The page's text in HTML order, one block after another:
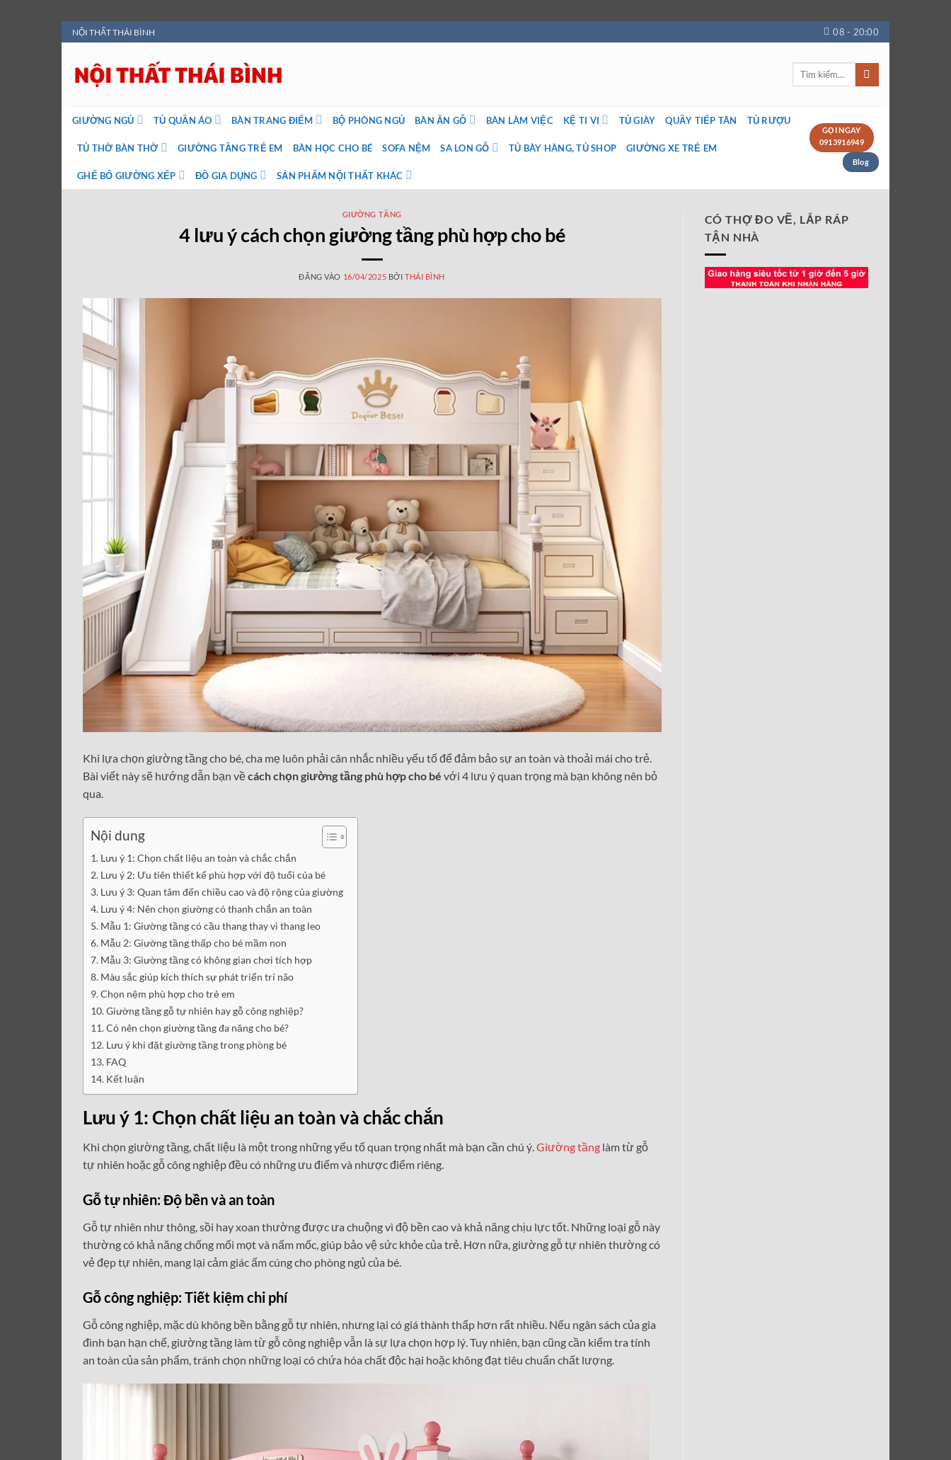
Bỏ
qua
nội
dung
NỘI THẤT THÁI BÌNH 08 - 20:00
Tìm
GIƯỜNG NGỦ TỦ QUẦN ÁO BÀN TRANG ĐIỂM BỘ PHÒNG NGỦ BÀN ĂN GỖ BÀN LÀM VIỆC KỆ TI VI TỦ GIÀY QUẦY TIẾP TÂN TỦ RƯỢU
TỦ THỜ BÀN THỜ GIƯỜNG TẦNG TRẺ EM BÀN HỌC CHO BÉ SOFA NỆM SA LON GỖ TỦ BÀY HÀNG, TỦ SHOP GIƯỜNG XE TRẺ EM
GHẾ BỐ GIƯỜNG XẾP ĐỒ GIA DỤNG SẢN PHẨM NỘI THẤT KHÁC
GỌI NGAY
0913916949
Blog
GIƯỜNG TẦNG
4 lưu ý cách chọn giường tầng phù hợp cho bé
ĐĂNG VÀO 16/04/2025 BỞI THÁI BÌNH
Khi lựa chọn giường tầng cho bé, cha mẹ luôn phải cân nhắc nhiều yếu tố để đảm bảo sự an toàn và thoải mái cho trẻ.
Bài viết này sẽ hướng dẫn bạn vềcách chọn giường tầng phù hợp cho bé với 4 lưu ý quan trọng mà bạn không nên bỏ
qua.
Nội dung
Lưu ý 1: Chọn chất liệu an toàn và chắc chắn
Lưu ý 2: Ưu tiên thiết kế phù hợp với độ tuổi của bé
Lưu ý 3: Quan tâm đến chiều cao và độ rộng của giường
Lưu ý 4: Nên chọn giường có thanh chắn an toàn
Mẫu 1: Giường tầng có cầu thang thay vì thang leo
Mẫu 2: Giường tầng thấp cho bé mầm non
Mẫu 3: Giường tầng có không gian chơi tích hợp
Màu sắc giúp kích thích sự phát triển trí não
Chọn nệm phù hợp cho trẻ em
Giường tầng gỗ tự nhiên hay gỗ công nghiệp?
Có nên chọn giường tầng đa năng cho bé?
Lưu ý khi đặt giường tầng trong phòng bé
FAQ
Kết luận
Lưu ý 1: Chọn chất liệu an toàn và chắc chắn
Khi chọn giường tầng, chất liệu là một trong những yếu tố quan trọng nhất mà bạn cần chú ý.Giường tầng làm từ gỗ
tự nhiên hoặc gỗ công nghiệp đều có những ưu điểm và nhược điểm riêng.
Gỗ tự nhiên: Độ bền và an toàn
Gỗ tự nhiên như thông, sồi hay xoan thường được ưa chuộng vì độ bền cao và khả năng chịu lực tốt. Những loại gỗ này
thường có khả năng chống mối mọt và nấm mốc, giúp bảo vệ sức khỏe của trẻ. Hơn nữa, giường gỗ tự nhiên thường có
vẻ đẹp tự nhiên, mang lại cảm giác ấm cúng cho phòng ngủ của bé.
Gỗ công nghiệp: Tiết kiệm chi phí
Gỗ công nghiệp, mặc dù không bền bằng gỗ tự nhiên, nhưng lại có giá thành thấp hơn rất nhiều. Nếu ngân sách của gia
đình bạn hạn chế, giường tầng làm từ gỗ công nghiệp vẫn là sự lựa chọn hợp lý. Tuy nhiên, bạn cũng cần kiểm tra tính
an toàn của sản phẩm, tránh chọn những loại có chứa hóa chất độc hại hoặc không đạt tiêu chuẩn chất lượng.
CÓ THỢ ĐO VẼ, LẮP RÁP
TẬN NHÀ